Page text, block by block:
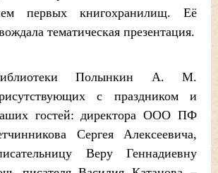
первых книгохранилищ. Её
тематическая презентация.
Полынкин А. М.
с праздником и
гостей: директора ООО ПФ
Сергея Алексеевича,
Веру Геннадиевну